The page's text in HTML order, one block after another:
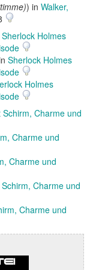
) in Walker,
Sherlock Holmes
Sherlock Holmes
Holmes
Schirm, Charme und
Charme und
Charme und
Schirm, Charme und
Charme und